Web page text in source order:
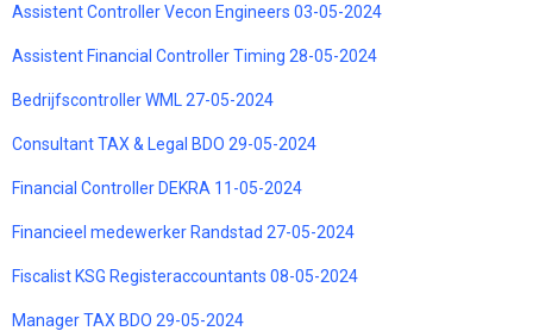
Assistent Controller Vecon Engineers 03-05-2024
Assistent Financial Controller Timing 28-05-2024
Bedrijfscontroller WML 27-05-2024
Consultant TAX & Legal BDO 29-05-2024
Financial Controller DEKRA 11-05-2024
Financieel medewerker Randstad 27-05-2024
Fiscalist KSG Registeraccountants 08-05-2024
Manager TAX BDO 29-05-2024